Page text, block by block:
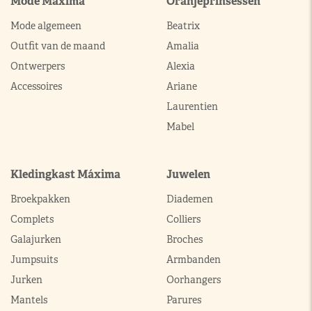
Mode algemeen
Outfit van de maand
Ontwerpers
Accessoires
Beatrix
Amalia
Alexia
Ariane
Laurentien
Mabel
Kledingkast Máxima
Broekpakken
Complets
Galajurken
Jumpsuits
Jurken
Mantels
Juwelen
Diademen
Colliers
Broches
Armbanden
Oorhangers
Parures